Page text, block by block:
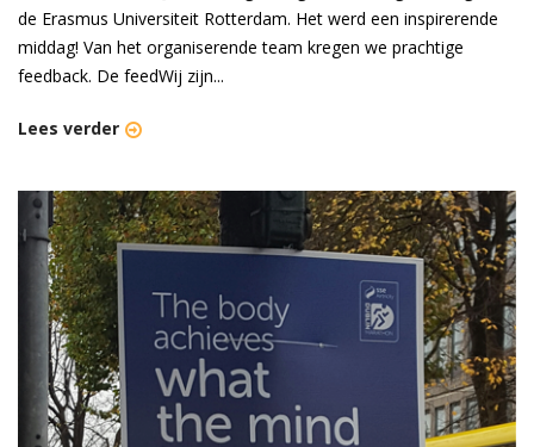
de Erasmus Universiteit Rotterdam. Het werd een inspirerende
middag! Van het organiserende team kregen we prachtige
feedback. De feedWij zijn...
Lees verder